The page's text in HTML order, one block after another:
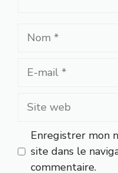
Nom
Site
Enregistrer mon
site dans le
commentaire.